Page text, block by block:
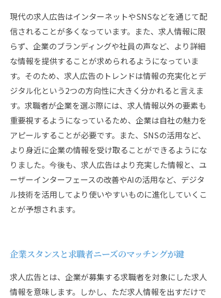
現代の求人広告はインターネットやSNSなどを通じて配
信されることが多くなっています。また、求人情報に限
らず、企業のブランディングや社員の声など、より詳細
な情報を提供することが求められるようになっていま
す。そのため、求人広告のトレンドは情報の充実化とデ
ジタル化という2つの方向性に大きく分かれると言えま
す。求職者が企業を選ぶ際には、求人情報以外の要素も
重要視するようになっているため、企業は自社の魅力を
アピールすることが必要です。また、SNSの活用など、
より身近に企業の情報を受け取ることができるようにな
りました。今後も、求人広告はより充実した情報と、ユ
ーザーインターフェースの改善やAIの活用など、デジタ
ル技術を活用してより使いやすいものに進化していくこ
とが予想されます。
企業スタンスと求職者ニーズのマッチングが鍵
求人広告とは、企業が募集する求職者を対象にした求人
情報を意味します。しかし、ただ求人情報を出すだけで